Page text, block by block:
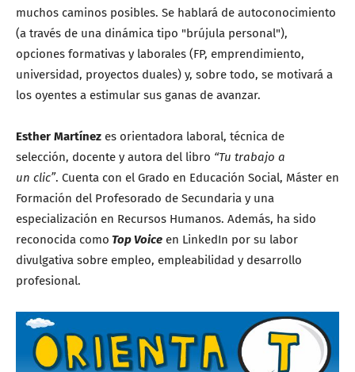
muchos caminos posibles. Se hablará de autoconocimiento
(a través de una dinámica tipo "brújula personal"),
opciones formativas y laborales (FP, emprendimiento,
universidad, proyectos duales) y, sobre todo, se motivará a
los oyentes a estimular sus ganas de avanzar.
Esther Martínez es orientadora laboral, técnica de
selección, docente y autora del libro “Tu trabajo a
un clic”. Cuenta con el Grado en Educación Social, Máster en
Formación del Profesorado de Secundaria y una
especialización en Recursos Humanos. Además, ha sido
reconocida como Top Voice en LinkedIn por su labor
divulgativa sobre empleo, empleabilidad y desarrollo
profesional.